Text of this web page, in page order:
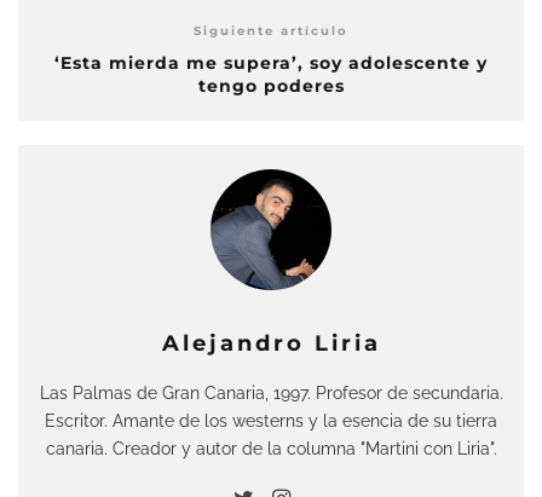
Siguiente artículo
‘Esta mierda me supera’, soy adolescente y
tengo poderes
Alejandro Liria
Las Palmas de Gran Canaria, 1997. Profesor de secundaria.
Escritor. Amante de los westerns y la esencia de su tierra
canaria. Creador y autor de la columna "Martini con Liria".